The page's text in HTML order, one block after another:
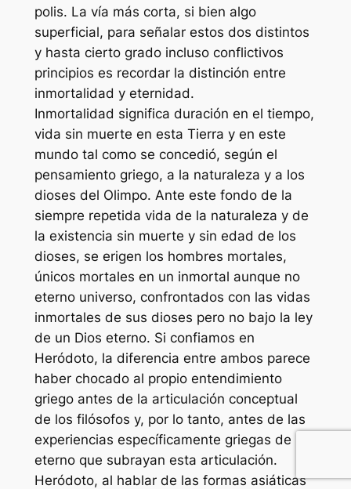
polis. La vía más corta, si bien algo
superficial, para señalar estos dos distintos
y hasta cierto grado incluso conflictivos
principios es recordar la distinción entre
inmortalidad y eternidad.
Inmortalidad significa duración en el tiempo,
vida sin muerte en esta Tierra y en este
mundo tal como se concedió, según el
pensamiento griego, a la naturaleza y a los
dioses del Olimpo. Ante este fondo de la
siempre repetida vida de la naturaleza y de
la existencia sin muerte y sin edad de los
dioses, se erigen los hombres mortales,
únicos mortales en un inmortal aunque no
eterno universo, confrontados con las vidas
inmortales de sus dioses pero no bajo la ley
de un Dios eterno. Si confiamos en
Heródoto, la diferencia entre ambos parece
haber chocado al propio entendimiento
griego antes de la articulación conceptual
de los filósofos y, por lo tanto, antes de las
experiencias específicamente griegas de lo
eterno que subrayan esta articulación.
Heródoto, al hablar de las formas asiáticas